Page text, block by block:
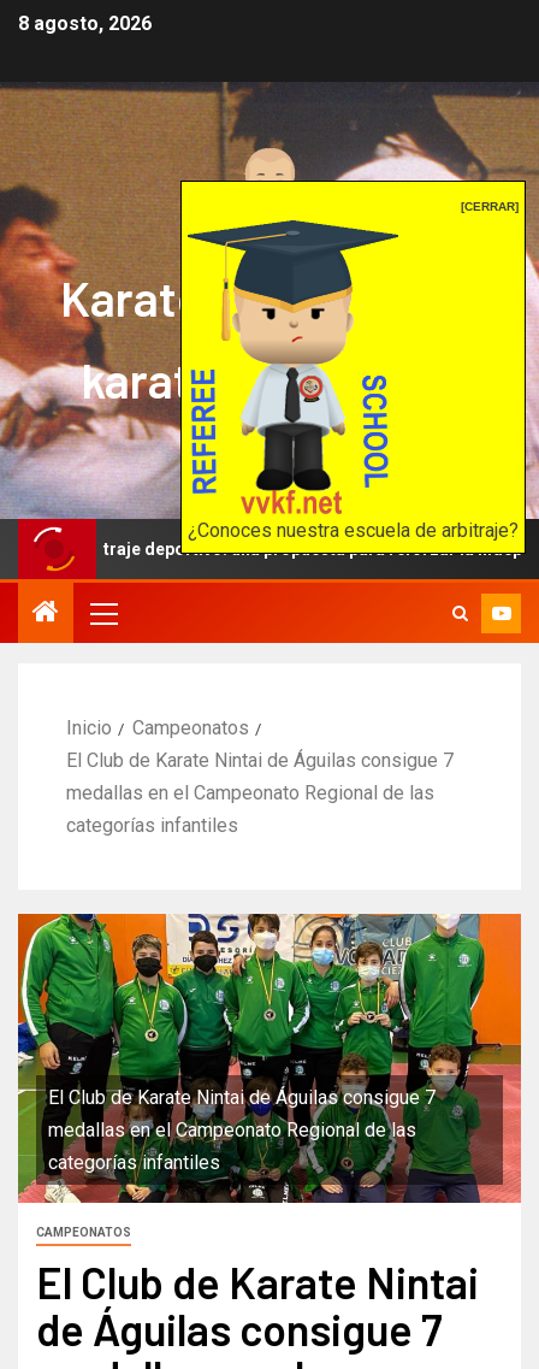
[CERRAR]
¿Conoces nuestra escuela de arbitraje?
8 agosto, 2026
Karate mrprepor: el
karate en internet
El karate en internet
deportivo: una propuesta para reforzar la independencia
Inicio
Campeonatos
El Club de Karate Nintai de Águilas consigue 7
medallas en el Campeonato Regional de las
categorías infantiles
El Club de Karate Nintai de Águilas consigue 7
medallas en el Campeonato Regional de las
categorías infantiles
CAMPEONATOS
El Club de Karate Nintai
de Águilas consigue 7